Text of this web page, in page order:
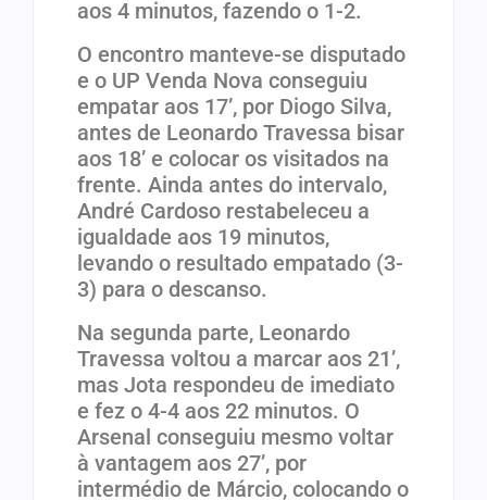
aos 4 minutos, fazendo o 1-2.
O encontro manteve-se disputado
e o UP Venda Nova conseguiu
empatar aos 17’, por Diogo Silva,
antes de Leonardo Travessa bisar
aos 18’ e colocar os visitados na
frente. Ainda antes do intervalo,
André Cardoso restabeleceu a
igualdade aos 19 minutos,
levando o resultado empatado (3-
3) para o descanso.
Na segunda parte, Leonardo
Travessa voltou a marcar aos 21’,
mas Jota respondeu de imediato
e fez o 4-4 aos 22 minutos. O
Arsenal conseguiu mesmo voltar
à vantagem aos 27’, por
intermédio de Márcio, colocando o